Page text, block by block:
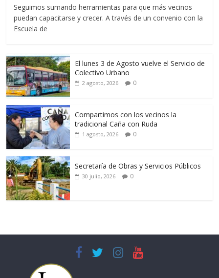
Seguimos sumando herramientas para que más vecinos
puedan capacitarse y crecer. A través de un convenio con la
Escuela de
El lunes 3 de Agosto vuelve el Servicio de
Colectivo Urbano
2 agosto, 2026 0
Compartimos con los vecinos la
tradicional Caña con Ruda
1 agosto, 2026 0
Secretaría de Obras y Servicios Públicos
30 julio, 2026 0